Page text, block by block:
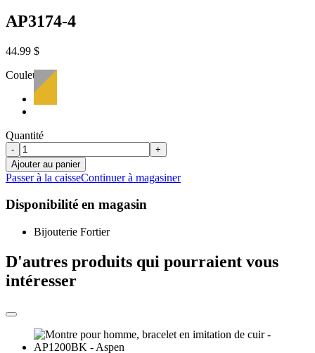
AP3174-4
44.99 $
Couleur:
Quantité
-
+
Ajouter au panier
Passer à la caisseContinuer à magasiner
Disponibilité en magasin
Bijouterie Fortier
D'autres produits qui pourraient vous
intéresser